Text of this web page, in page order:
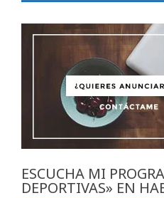
ESCUCHA MI
DEPORTIVAS» EN